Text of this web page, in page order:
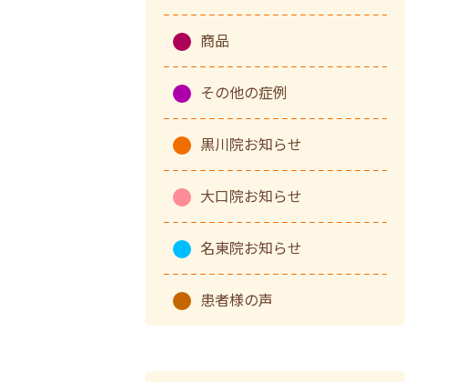
商品
その他の症例
黒川院お知らせ
大口院お知らせ
名東院お知らせ
患者様の声